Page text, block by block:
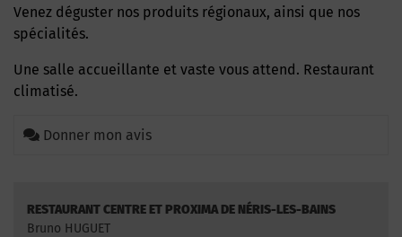
Venez déguster nos produits régionaux, ainsi que nos
spécialités.
Une salle accueillante et vaste vous attend. Restaurant
climatisé.
Donner mon avis
RESTAURANT CENTRE ET PROXIMA DE NÉRIS-LES-BAINS
Bruno HUGUET